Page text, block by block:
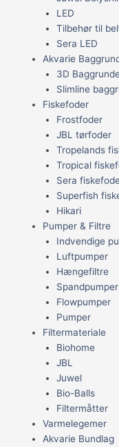
LED
Tilbehør til
Sera LED
Akvarie
3D
Slimline
Fiskefoder
Frostfoder
JBL tørfoder
Tropelands
Tropical
Sera
Superfish
Hikari
Pumper & Filtre
Indvendige
Luftpumper
Hængefiltre
Spandpumper
Flowpumper
Pumper
Filtermateriale
Biohome
JBL
Juwel
Bio-Balls
Filtermåtter
Varmelegemer
Akvarie Bundlag